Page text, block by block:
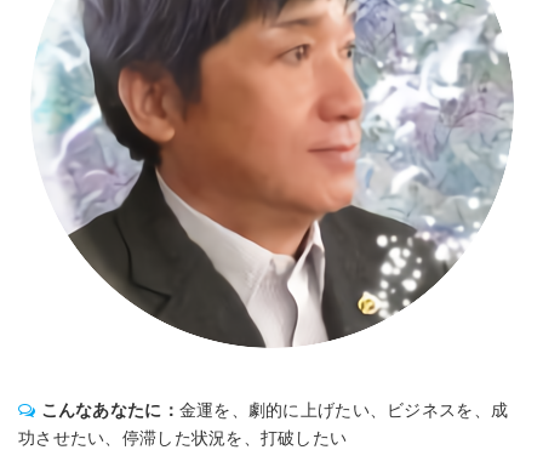
こんなあなたに： 金運を、劇的に上げたい、ビジネスを、成
功させたい、停滞した状況を、打破したい